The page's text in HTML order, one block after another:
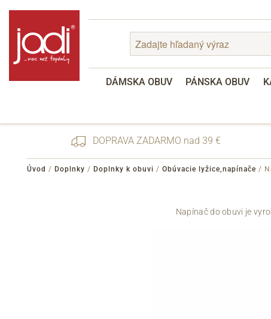
DÁMSKA OBUV PÁNSKA OBUV
DOPRAVA ZADARMO nad 39 €
Úvod / Doplnky / Doplnky k obuvi / Obúvacie lyžice,napínače /
Napínač do obuvi je